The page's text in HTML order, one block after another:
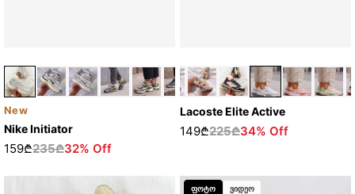
New
Nike Initiator
159₾235₾32% Off
Lacoste Elite Active
149₾225₾34% Off
ფოტო ვიდეო